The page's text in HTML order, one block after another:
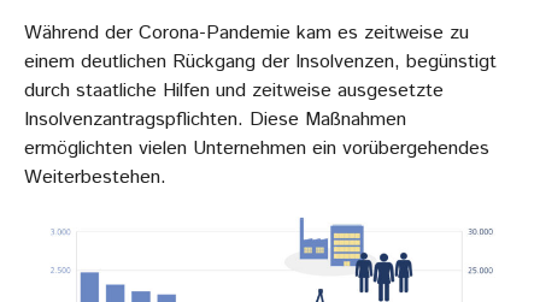
Während der Corona-Pandemie kam es zeitweise zu
einem deutlichen Rückgang der Insolvenzen, begünstigt
durch staatliche Hilfen und zeitweise ausgesetzte
Insolvenzantragspflichten. Diese Maßnahmen
ermöglichten vielen Unternehmen ein vorübergehendes
Weiterbestehen.